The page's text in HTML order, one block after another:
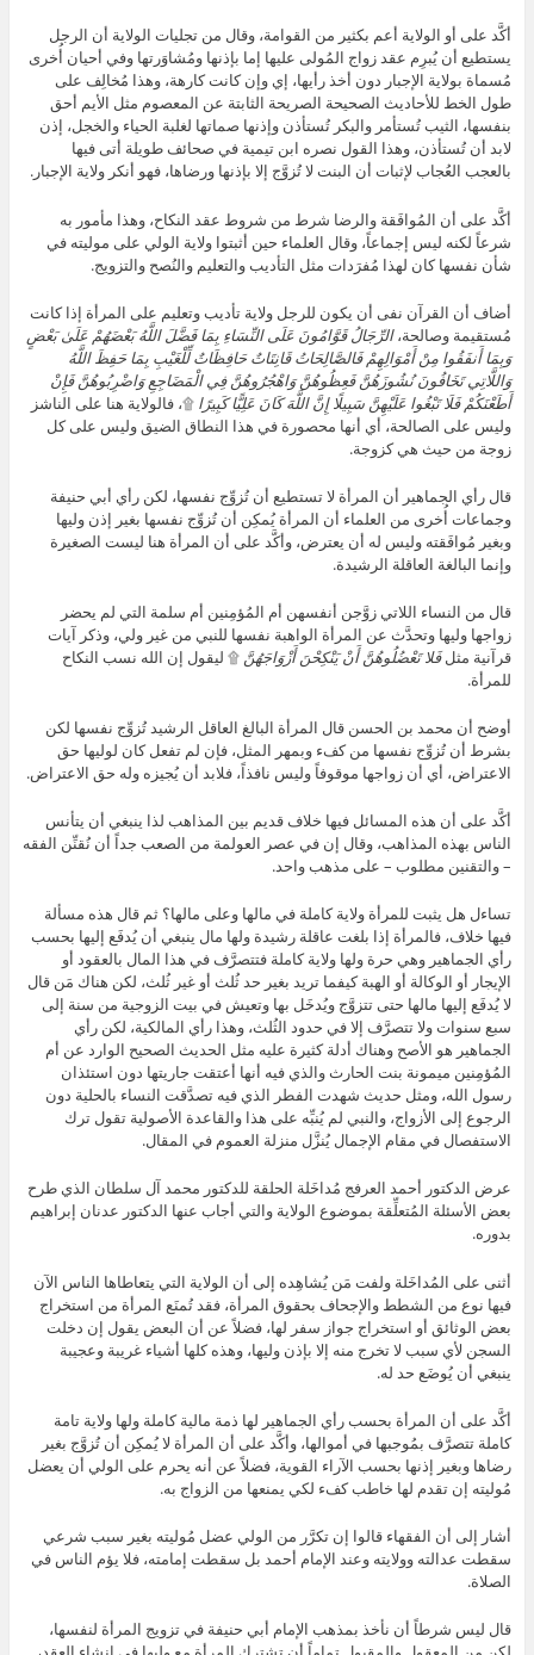
أكَّد على أو الولاية أعم بكثير من القوامة، وقال من تجليات الولاية أن الرجل
يستطيع أن يُبرِم عقد زواج المُولى عليها إما بإذنها ومُشاوَرتها وفي أحيان أُخرى
مُسماة بولاية الإجبار دون أخذ رأيها، إي وإن كانت كارهة، وهذا مُخالِف على
طول الخط للأحاديث الصحيحة الصريحة الثابتة عن المعصوم مثل الأيم أحق
بنفسها، الثيب تُستأمر والبكر تُستأذن وإذنها صماتها لغلبة الحياء والخجل، إذن
لابد أن تُستأذن، وهذا القول نصره ابن تيمية في صحائف طويلة أتى فيها
بالعجب العُجاب لإثبات أن البنت لا تُزوَّج إلا بإذنها ورضاها، فهو أنكر ولاية الإجبار.
أكَّد على أن المُوافَقة والرضا شرط من شروط عقد النكاح، وهذا مأمور به
شرعاً لكنه ليس إجماعاً، وقال العلماء حين أثبتوا ولاية الولي على موليته في
شأن نفسها كان لهذا مُفرَدات مثل التأديب والتعليم والنُصح والتزويج.
أضاف أن القرآن نفى أن يكون للرجل ولاية تأديب وتعليم على المرأة إذا كانت
مُستقيمة وصالحة،الرِّجَالُ قَوَّامُونَ عَلَى النِّسَاءِ بِمَا فَضَّلَ اللَّهُ بَعْضَهُمْ عَلَىٰ بَعْضٍ
وَبِمَا أَنفَقُوا مِنْ أَمْوَالِهِمْ فَالصَّالِحَاتُ قَانِتَاتٌ حَافِظَاتٌ لِّلْغَيْبِ بِمَا حَفِظَ اللَّهُ
وَاللَّاتِي تَخَافُونَ نُشُوزَهُنَّ فَعِظُوهُنَّ وَاهْجُرُوهُنَّ فِي الْمَضَاجِعِ وَاضْرِبُوهُنَّ فَإِنْ
أَطَعْنَكُمْ فَلَا تَبْغُوا عَلَيْهِنَّ سَبِيلًا إِنَّ اللَّهَ كَانَ عَلِيًّا كَبِيرًا ۩، فالولاية هنا على الناشز
وليس على الصالحة، أي أنها محصورة في هذا النطاق الضيق وليس على كل
زوجة من حيث هي كزوجة.
قال رأي الجماهير أن المرأة لا تستطيع أن تُزوِّج نفسها، لكن رأي أبي حنيفة
وجماعات أُخرى من العلماء أن المرأة يُمكِن أن تُزوِّج نفسها بغير إذن وليها
وبغير مُوافَقته وليس له أن يعترض، وأكَّد على أن المرأة هنا ليست الصغيرة
وإنما البالغة العاقلة الرشيدة.
قال من النساء اللاتي زوَّجن أنفسهن أم المُؤمِنين أم سلمة التي لم يحضر
زواجها وليها وتحدَّث عن المرأة الواهبة نفسها للنبي من غير ولي، وذكر آيات
قرآنية مثلفَلا تَعْضُلُوهُنَّ أَنْ يَنْكِحْنَ أَزْوَاجَهُنَّ ۩ ليقول إن الله نسب النكاح
للمرأة.
أوضح أن محمد بن الحسن قال المرأة البالغ العاقل الرشيد تُزوِّج نفسها لكن
بشرط أن تُزوِّج نفسها من كفء وبمهر المثل، فإن لم تفعل كان لوليها حق
الاعتراض، أي أن زواجها موقوفاً وليس نافذاً، فلابد أن يُجيزه وله حق الاعتراض.
أكَّد على أن هذه المسائل فيها خلاف قديم بين المذاهب لذا ينبغي أن يتأنس
الناس بهذه المذاهب، وقال إن في عصر العولمة من الصعب جداً أن نُقنِّن الفقه
– والتقنين مطلوب – على مذهب واحد.
تساءل هل يثبت للمرأة ولاية كاملة في مالها وعلى مالها؟ ثم قال هذه مسألة
فيها خلاف، فالمرأة إذا بلغت عاقلة رشيدة ولها مال ينبغي أن يُدفَع إليها بحسب
رأي الجماهير وهي حرة ولها ولاية كاملة فتتصرَّف في هذا المال بالعقود أو
الإيجار أو الوكالة أو الهبة كيفما تريد بغير حد ثُلث أو غير ثُلث، لكن هناك مَن قال
لا يُدفَع إليها مالها حتى تتزوَّج ويُدخَل بها وتعيش في بيت الزوجية من سنة إلى
سبع سنوات ولا تتصرَّف إلا في حدود الثُلث، وهذا رأي المالكية، لكن رأي
الجماهير هو الأصح وهناك أدلة كثيرة عليه مثل الحديث الصحيح الوارد عن أم
المُؤمِنين ميمونة بنت الحارث والذي فيه أنها أعتقت جاريتها دون استئذان
رسول الله، ومثل حديث شهدت الفطر الذي فيه تصدَّقت النساء بالحلية دون
الرجوع إلى الأزواج، والنبي لم يُنبِّه على هذا والقاعدة الأصولية تقول ترك
الاستفصال في مقام الإجمال يُنزَّل منزلة العموم في المقال.
عرض الدكتور أحمد العرفج مُداخَلة الحلقة للدكتور محمد آل سلطان الذي طرح
بعض الأسئلة المُتعلِّقة بموضوع الولاية والتي أجاب عنها الدكتور عدنان إبراهيم
بدوره.
أثنى على المُداخَلة ولفت مَن يُشاهِده إلى أن الولاية التي يتعاطاها الناس الآن
فيها نوع من الشطط والإجحاف بحقوق المرأة، فقد تُمنَع المرأة من استخراج
بعض الوثائق أو استخراج جواز سفر لها، فضلاً عن أن البعض يقول إن دخلت
السجن لأي سبب لا تخرج منه إلا بإذن وليها، وهذه كلها أشياء غريبة وعجيبة
ينبغي أن يُوضَع حد له.
أكَّد على أن المرأة بحسب رأي الجماهير لها ذمة مالية كاملة ولها ولاية تامة
كاملة تتصرَّف بمُوجبها في أموالها، وأكَّد على أن المرأة لا يُمكِن أن تُزوَّج بغير
رضاها وبغير إذنها بحسب الآراء القوية، فضلاً عن أنه يحرم على الولي أن يعضل
مُوليته إن تقدم لها خاطب كفء لكي يمنعها من الزواج به.
أشار إلى أن الفقهاء قالوا إن تكرَّر من الولي عضل مُوليته بغير سبب شرعي
سقطت عدالته وولايته وعند الإمام أحمد بل سقطت إمامته، فلا يؤم الناس في
الصلاة.
قال ليس شرطاً أن نأخذ بمذهب الإمام أبي حنيفة في تزويج المرأة لنفسها،